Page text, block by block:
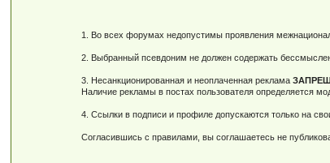
1. Во всех форумах недопустимы проявления
2. Выбранный псевдоним не должен содержать
3. Несанкционированная и неоплаченная реклама
Наличие рекламы в постах пользователя определяется
4. Ссылки в подписи и профиле допускаются только на
Согласившись с правилами, вы соглашаетесь не